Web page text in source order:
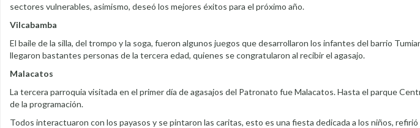
sectores vulnerables, asimismo, deseó los mejores éxitos para el próximo año.
Vilcabamba
El baile de la silla, del trompo y la soga, fueron algunos juegos que desarrollaron los infantes del barrio
llegaron bastantes personas de la tercera edad, quienes se congratularon al recibir el agasajo.
Malacatos
La tercera parroquia visitada en el primer día de agasajos del Patronato fue Malacatos. Hasta el parque
de la programación.
Todos interactuaron con los payasos y se pintaron las caritas, esto es una fiesta dedicada a los niños,